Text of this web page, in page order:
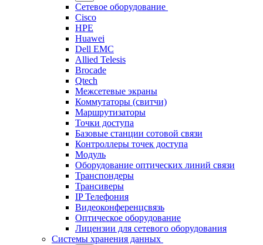
Сетевое оборудование
Cisco
HPE
Huawei
Dell EMC
Allied Telesis
Brocade
Qtech
Межсетевые экраны
Коммутаторы (свитчи)
Маршрутизаторы
Точки доступа
Базовые станции сотовой связи
Контроллеры точек доступа
Модуль
Оборудование оптических линий связи
Транспондеры
Трансиверы
IP Телефония
Видеоконференцсвязь
Оптическое оборудование
Лицензии для сетевого оборудования
Системы хранения данных